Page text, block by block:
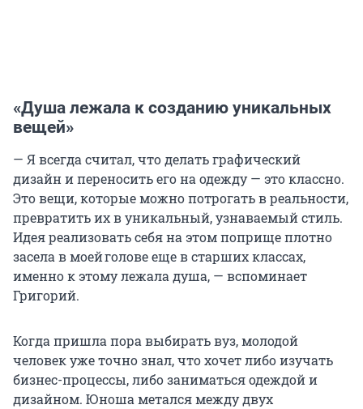
«Душа лежала к созданию уникальных
вещей»
— Я всегда считал, что делать графический
дизайн и переносить его на одежду — это классно.
Это вещи, которые можно потрогать в реальности,
превратить их в уникальный, узнаваемый стиль.
Идея реализовать себя на этом поприще плотно
засела в моей голове еще в старших классах,
именно к этому лежала душа, — вспоминает
Григорий.
Когда пришла пора выбирать вуз, молодой
человек уже точно знал, что хочет либо изучать
бизнес-процессы, либо заниматься одеждой и
дизайном. Юноша метался между двух